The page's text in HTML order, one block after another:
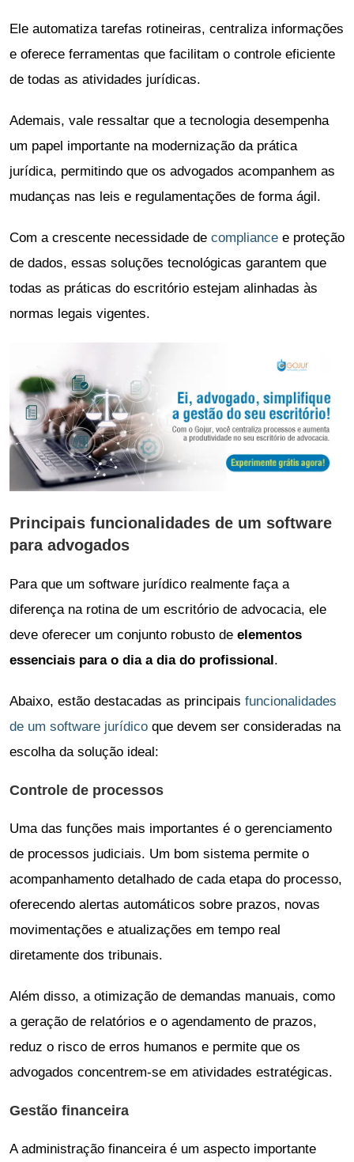
Ele automatiza tarefas rotineiras, centraliza informações
e oferece ferramentas que facilitam o controle eficiente
de todas as atividades jurídicas.
Ademais, vale ressaltar que a tecnologia desempenha
um papel importante na modernização da prática
jurídica, permitindo que os advogados acompanhem as
mudanças nas leis e regulamentações de forma ágil.
Com a crescente necessidade de compliance e proteção
de dados, essas soluções tecnológicas garantem que
todas as práticas do escritório estejam alinhadas às
normas legais vigentes.
Principais funcionalidades de um software
para advogados
Para que um software jurídico realmente faça a
diferença na rotina de um escritório de advocacia, ele
deve oferecer um conjunto robusto de elementos
essenciais para o dia a dia do profissional.
Abaixo, estão destacadas as principais funcionalidades
de um software jurídico que devem ser consideradas na
escolha da solução ideal:
Controle de processos
Uma das funções mais importantes é o gerenciamento
de processos judiciais. Um bom sistema permite o
acompanhamento detalhado de cada etapa do processo,
oferecendo alertas automáticos sobre prazos, novas
movimentações e atualizações em tempo real
diretamente dos tribunais.
Além disso, a otimização de demandas manuais, como
a geração de relatórios e o agendamento de prazos,
reduz o risco de erros humanos e permite que os
advogados concentrem-se em atividades estratégicas.
Gestão financeira
A administração financeira é um aspecto importante